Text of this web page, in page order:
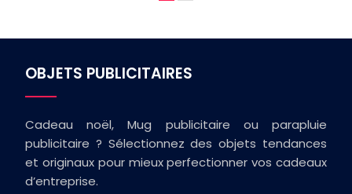
OBJETS PUBLICITAIRES
Cadeau noël, Mug publicitaire ou parapluie
publicitaire ? Sélectionnez des objets tendances
et originaux pour mieux perfectionner vos cadeaux
d’entreprise.